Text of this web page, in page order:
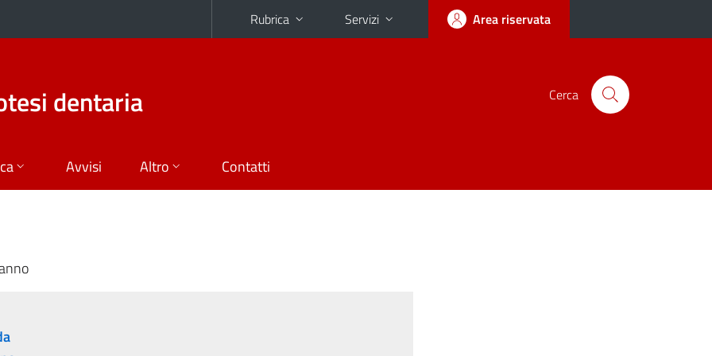
Rubrica Servizi Area riservata
dentaria Cerca
Avvisi Altro Contatti